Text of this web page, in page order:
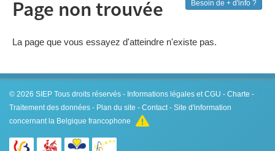
Besoin de + d'info ?
Page non trouvée
La page que vous essayez d'atteindre n'existe pas.
© 2026 SIEP Tous droits réservés - Informations légales et CGU - Charte -
Traitement des données - Plan du site - Contact- Site d'information
concernant la Belgique francophone